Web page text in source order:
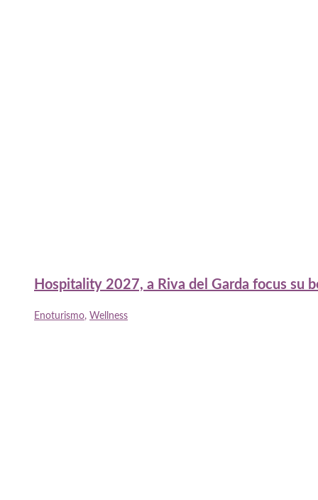
Hospitality 2027, a Riva del Garda focus su
Enoturismo, Wellness